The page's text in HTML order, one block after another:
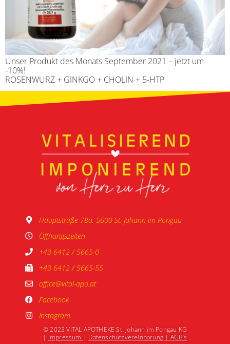
Unser Produkt des Monats September 2021 – jetzt um
-10%!
ROSENWURZ + GINKGO + CHOLIN + 5-HTP
Hauptstraße 78a, 5600 St. Johann im Pongau
Öffnungszeiten
+43 6412 / 5665-0
+43 6412 / 5665-55
office@vital-apo.at
Facebook
Instagram
© 2023 VITAL APOTHEKE St. Johann im Pongau KG
| Impressum | Datenschutzvereinbarung | AGB’s